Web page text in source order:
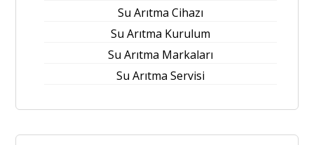
Su Arıtma Cihazı
Su Arıtma Kurulum
Su Arıtma Markaları
Su Arıtma Servisi